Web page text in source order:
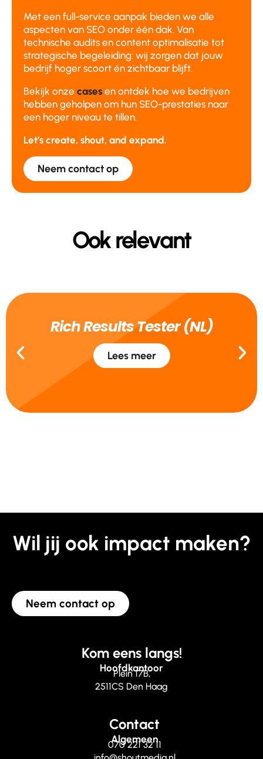
Met een full-service aanpak bieden we alle
aspecten van SEO onder één dak. Van
technische audits en content optimalisatie tot
strategische begeleiding: wij zorgen dat jouw
bedrijf hoger scoort én zichtbaar blijft.
Bekijk onze cases en ontdek hoe we bedrijven
hebben geholpen om hun SEO-prestaties naar
een hoger niveau te tillen.
Let’s create, shout, and expand.
Neem contact op
Ook relevant
Rich Results Tester (NL)
Lees meer
Wil jij ook impact maken?
Neem contact op
Kom eens langs!
Hoofdkantoor
Plein 17B,
2511CS Den Haag
Contact
Algemeen
070 221 32 11